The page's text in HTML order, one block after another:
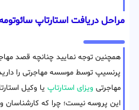
مراحل دریافت استارتاپ
همچنین توجه نمایید چنانچه قصد
پرنسیپ توسط موسسه مهاجرتی را
مهاجرتی ویزای استارتاپ یا وکیل
این پروسه نیست؛ چرا که کارشناسان